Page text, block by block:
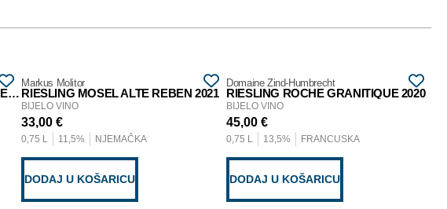
GRAACHER DOMPROBST KABINETT 2020
Markus Molitor
RIESLING MOSEL ALTE REBEN 2021
BIJELO VINO
33,00€
0,75 L 11,5% NJEMAČKA
DODAJ U KOŠARICU
Domaine Zind-Humbrecht
RIESLING ROCHE GRANITIQUE 2020
BIJELO VINO
45,00€
0,75 L 13,5% FRANCUSKA
DODAJ U KOŠARICU